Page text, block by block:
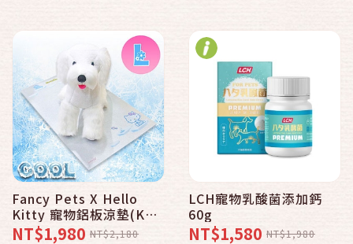
Fancy Pets X Hello
Kitty 寵物鋁板涼墊(KT
冰魚 L 34X58cm)
NT$1,980 NT$2,180
LCH寵物乳酸菌添加鈣
60g
NT$1,580 NT$1,980